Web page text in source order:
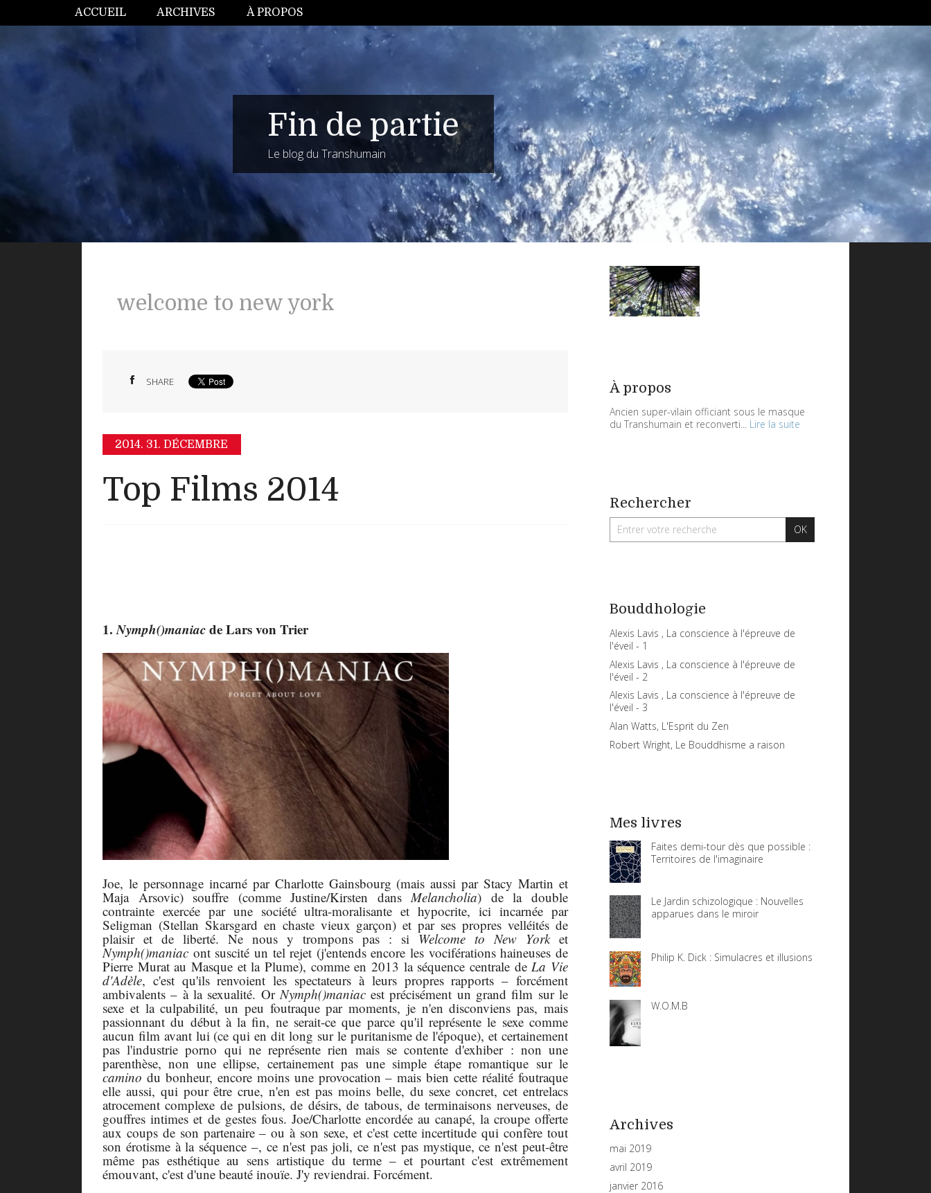
ACCUEIL ARCHIVES À PROPOS
Fin de partie
Le blog du Transhumain
welcome to new york
SHARE
2014. 31. DÉCEMBRE
Top Films 2014
1.Nymph()maniacde Lars von Trier
Joe, le personnage incarné par Charlotte Gainsbourg (mais aussi par Stacy Martin et
Maja Arsovic) souffre (comme Justine/Kirsten dans Melancholia) de la double
contrainte exercée par une société ultra-moralisante et hypocrite, ici incarnée par
Seligman (Stellan Skarsgard en chaste vieux garçon) et par ses propres velléités de
plaisir et de liberté. Ne nous y trompons pas : siWelcome to New Yorket
Nymph()maniac ont suscité un tel rejet (j'entends encore les vociférations haineuses de
Pierre Murat au Masque et la Plume), comme en 2013 la séquence centrale de La Vie
d'Adèle, c'est qu'ils renvoient les spectateurs à leurs propres rapports – forcément
ambivalents – à la sexualité. Or Nymph()maniacest précisément un grand film sur le
sexe et la culpabilité, un peu foutraque par moments, je n'en disconviens pas, mais
passionnant du début à la fin, ne serait-ce que parce qu'il représente le sexe comme
aucun film avant lui (ce qui en dit long sur le puritanisme de l'époque), et certainement
pas l'industrie porno qui ne représente rien mais se contente d'exhiber : non une
parenthèse, non une ellipse, certainement pas une simple étape romantique sur le
camino du bonheur, encore moins une provocation – mais bien cette réalité foutraque
elle aussi, qui pour être crue, n'en est pas moins belle, du sexe concret, cet entrelacs
atrocement complexe de pulsions, de désirs, de tabous, de terminaisons nerveuses, de
gouffres intimes et de gestes fous. Joe/Charlotte encordée au canapé, la croupe offerte
aux coups de son partenaire – ou à son sexe, et c'est cette incertitude qui confère tout
son érotisme à la séquence –, ce n'est pas joli, ce n'est pas mystique, ce n'est peut-être
même pas esthétique au sens artistique du terme – et pourtant c'est extrêmement
émouvant, c'est d'une beauté inouïe. J'y reviendrai. Forcément.
À propos
Ancien super-vilain officiant sous le masque
du Transhumain et reconverti... Lire la suite
Rechercher
Bouddhologie
Alexis Lavis , La conscience à l'épreuve de
l'éveil - 1
Alexis Lavis , La conscience à l'épreuve de
l'éveil - 2
Alexis Lavis , La conscience à l'épreuve de
l'éveil - 3
Alan Watts, L'Esprit du Zen
Robert Wright, Le Bouddhisme a raison
Mes livres
Faites demi-tour dès que possible :
Territoires de l'imaginaire
Le Jardin schizologique : Nouvelles
apparues dans le miroir
Philip K. Dick : Simulacres et illusions
W.O.M.B
Archives
mai 2019
avril 2019
janvier 2016